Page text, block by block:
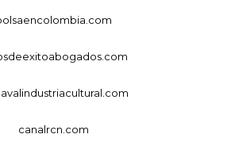
canalrcn.com